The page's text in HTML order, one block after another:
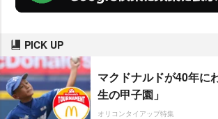
PICK UP
マクドナルドが40年に
生の甲子園」
オリコンタイアップ特集